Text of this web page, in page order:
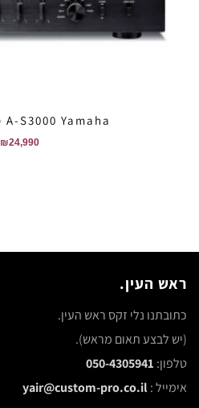
A-S3000 Yamaha מגבר סטריאו
₪24,990
ראש העין.
כתובתנו נלי זקס ראש העין.
(יש לבצע תאום מראש).
טלפון: 050-4305941
אימייל :yair@custom-pro.co.il